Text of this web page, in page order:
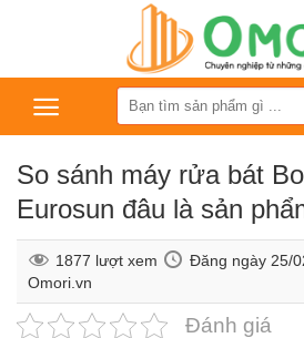
dung
Tìm
kiếm:
So sánh máy rửa bát
Eurosun đâu là sản
1877 lượt xem Đăng ngày 25/
Omori.vn
Đánh giá